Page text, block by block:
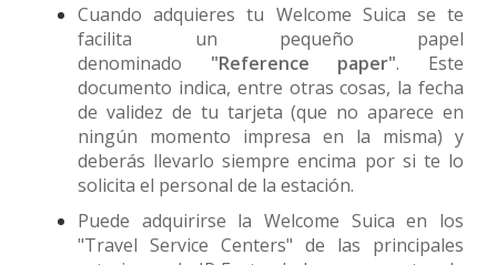
Cuando adquieres tu Welcome Suica se te
facilita un pequeño papel
denominado "Reference paper". Este
documento indica, entre otras cosas, la fecha
de validez de tu tarjeta (que no aparece en
ningún momento impresa en la misma) y
deberás llevarlo siempre encima por si te lo
solicita el personal de la estación.
Puede adquirirse la Welcome Suica en los
"Travel Service Centers" de las principales